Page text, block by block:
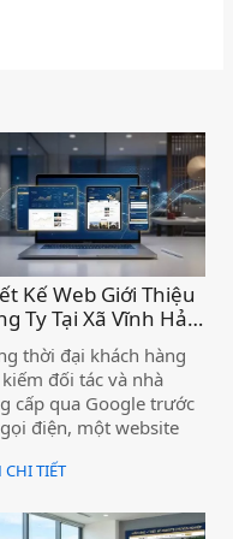
Kế Web Giới Thiệu
Ty Tại Xã Vĩnh Hảo
Tầm Thương
Doanh Nghiệp )
thời đại khách hàng
đối tác và nhà
cấp qua Google trước
điện, một website
không còn là "có thì
nghiệp được tin
CHI TIẾT